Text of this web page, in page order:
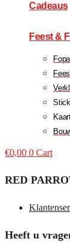
Cadeaus
Feest &
€0,00 0 Cart
RED
Heeft u